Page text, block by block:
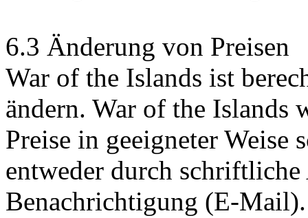
6.3 Änderung von Preisen
War of the Islands ist
ändern. War of the Islands
Preise in geeigneter
entweder durch
Benachrichtigung (E-Mail).